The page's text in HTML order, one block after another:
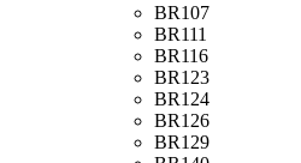
BR107
BR111
BR116
BR123
BR124
BR126
BR129